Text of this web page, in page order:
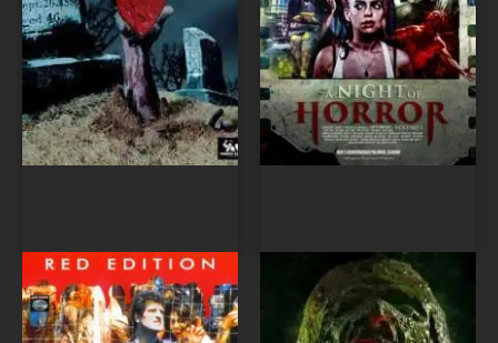
Мертвец по соседству
Плесень с планеты
Ксонадер